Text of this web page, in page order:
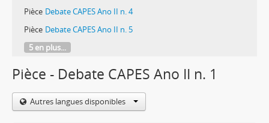
Pièce Debate CAPES Ano II n. 4
Pièce Debate CAPES Ano II n. 5
5 en plus...
Pièce - Debate CAPES Ano II n. 1
Autres langues disponibles